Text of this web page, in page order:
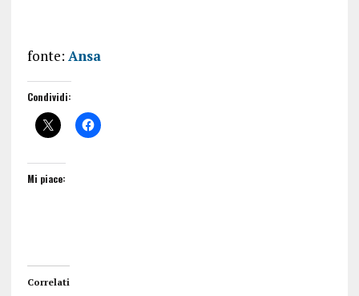
fonte: Ansa
Condividi:
Mi piace:
Correlati